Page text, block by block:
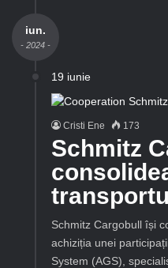
iun.
- 2024 -
19 iunie
Cristi Ene 173
Schmitz
Schmitz Cargobull își
achiziția unei
System (AGS),